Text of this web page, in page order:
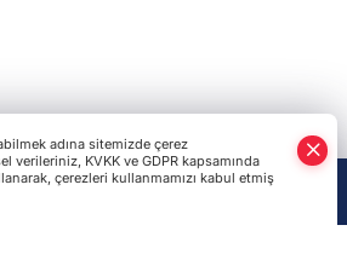
adına sitemizde çerez
verileriniz, KVKK ve GDPR kapsamında
çerezleri kullanmamızı kabul etmiş